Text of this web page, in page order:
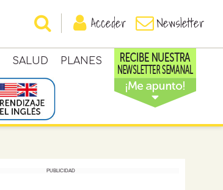
Acceder Newsletter
SALUD PLANES
PUBLICIDAD